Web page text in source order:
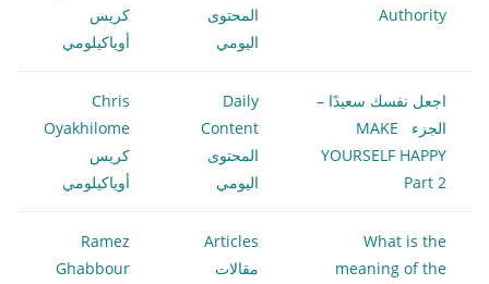
Authority
المحتوى
اليومي
كريس
أوياكيلومي
اجعل نفسك سعيدًا –
الجزء MAKE
YOURSELF HAPPY
Part 2
Daily
Content
المحتوى
اليومي
Chris
Oyakhilome
كريس
أوياكيلومي
What is the
meaning of the
Articles
مقالات
Ramez
Ghabbour